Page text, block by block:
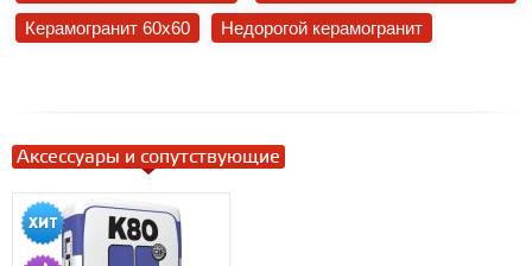
Керамогранит 60x60
Недорогой керамогранит
Аксессуары и сопутствующие